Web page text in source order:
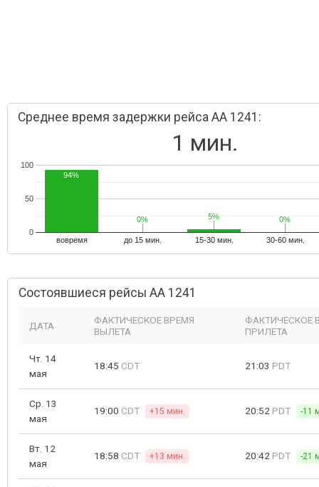
Среднее время задержки рейса AA 1241:
1 мин.
вовремя до 15 мин. 15-30 мин. 30-60 мин.
0
50
100
94%
0%
0% 5%
5% 0%
0%
Состоявшиеся рейсы AA 1241
ДАТА
ФАКТИЧЕСКОЕ ВРЕМЯ
ВЫЛЕТА
ФАКТИЧЕСКОЕ
ПРИЛЕТА
Чт. 14
мая
18:45 CDT 21:03 PDT
Ср. 13
мая
19:00 CDT +15 мин. 20:52 PDT -11
Вт. 12
мая
18:58 CDT +13 мин. 20:42 PDT -21